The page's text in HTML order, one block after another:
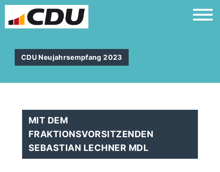
CDU Neujahrsempfang 2023
MIT DEM
FRAKTIONSVORSITZENDEN
SEBASTIAN LECHNER MDL